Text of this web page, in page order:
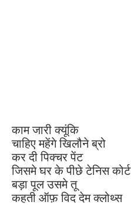
काम जारी क्यूंकि
चाहिए महेंगे खिलौने ब्रो
कर दी पिक्चर पेंट
जिसमे घर के पीछे टेनिस कोर्ट
बड़ा पूल उसमे तू
कहती ऑफ़ विद देम क्लोथ्स